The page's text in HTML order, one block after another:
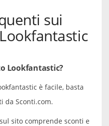
sui
Lookfantastic?
è facile, basta
da Sconti.com.
sito comprende sconti e